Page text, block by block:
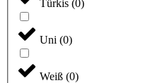
Türkis (0)
Uni (0)
Weiß (0)